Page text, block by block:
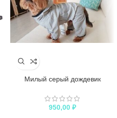
Милый серый дождевик
950,00 ₽